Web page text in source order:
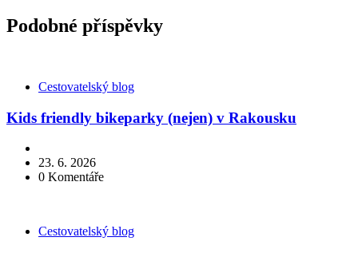
Podobné příspěvky
KategorieCestovatelský blog
Kids friendly bikeparky (nejen) v Rakousku
23. 6. 2026
0 Komentáře
KategorieCestovatelský blog